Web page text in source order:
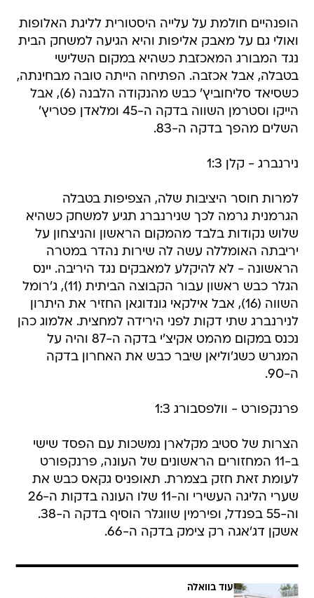
הופנהיים חולמת על עלייה היסטורית לליגת האלופות
ואולי גם על מאבק אליפות והיא הגיעה למשחק הבית
נגד המבורג המאכזבת כשהיא במקום השלישי
בטבלה, אבל אכזבה. הפתיחה הייתה טובה מבחינתה,
כשסיאד סליחוביץ' כבש מהנקודה הלבנה (6), אבל
הייקו וסטרמן השווה בדקה ה-45 ומלאדן פטריץ'
השלים מהפך בדקה ה-83.
נירנברג - קלן 1:3
למרות חוסר היציבות שלה, הצפיפות בטבלה
הגרמנית גרמה לכך שנירנברג תגיע למשחק כשהיא
שלוש נקודות בלבד מהמקום הראשון והניצחון על
יריבתה האומללה עשה לה שירות נהדר במטרה
הראשונה - לא להיקלע למאבקים נגד היריבה. יינס
הגלר כבש ראשון עבור הקבוצה הביתית (11), ג'רומל
השווה (16), אבל אילקאי גונדוגאן החזיר את היתרון
לנירנברג שתי דקות לפני הירידה למחצית. אלמוג כהן
נכנס במקום מהמט אקיצ'י בדקה ה-87 והיה על
המגרש כשג'וליאן שיבר כבש את האחרון בדקה
ה-90.
פרנקפורט - וולפסבורג 1:3
הצרות של סטיב מקלארן נמשכות עם הפסד שישי
ב-11 המחזורים הראשונים של העונה, פרנקפורט
לעומת זאת חזק בצמרת. תאופניס גקאס כבש את
שערי הליגה העשירי וה-11 שלו העונה בדקות ה-26
וה-55 בפנדל, ופירמין שווגלר הוסיף בדקה ה-38.
אשקן דג'אגה רק צימק בדקה ה-66.
עוד בוואלה